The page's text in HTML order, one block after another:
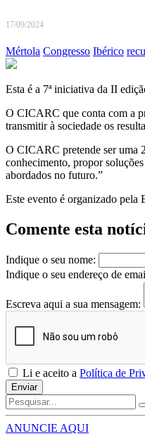
17/09/2024
Mértola Congresso Ibérico
Esta é a 7ª iniciativa da II
O CICARC que conta com a
transmitir à sociedade os
O CICARC pretende ser uma
conhecimento, propor
abordados no futuro.”
Este evento é organizado
Comente esta
Indique o seu nome:
Indique o seu endereço de
Escreva aqui a sua mensagem:
Li e aceito a Política de
Enviar
ANUNCIE AQUI